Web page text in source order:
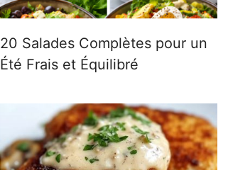
20 Salades Complètes pour un
Été Frais et Équilibré